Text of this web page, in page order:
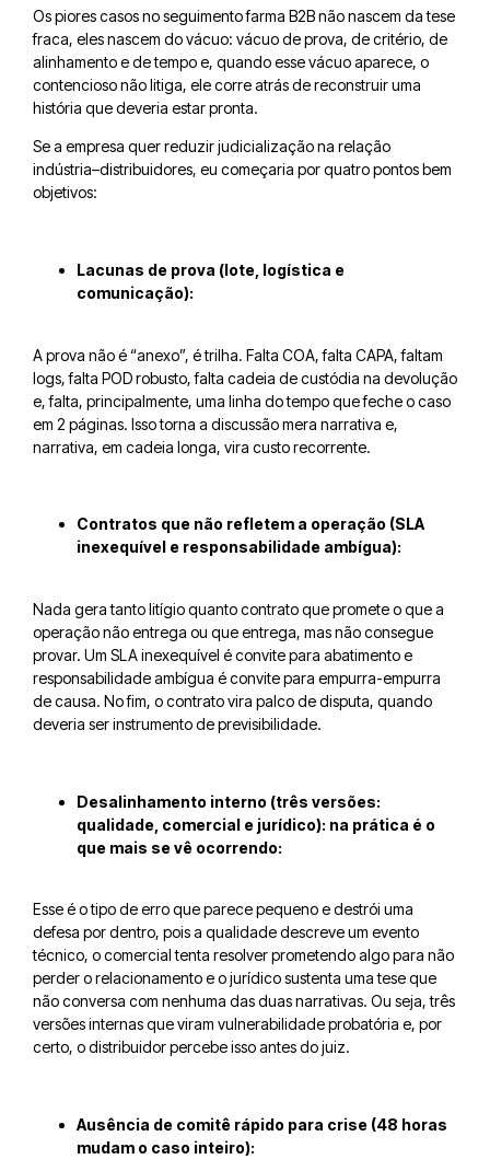
Os piores casos no seguimento farma B2B não nascem da tese
fraca, eles nascem do vácuo: vácuo de prova, de critério, de
alinhamento e de tempo e, quando esse vácuo aparece, o
contencioso não litiga, ele corre atrás de reconstruir uma
história que deveria estar pronta.
Se a empresa quer reduzir judicialização na relação
indústria–distribuidores, eu começaria por quatro pontos bem
objetivos:
Lacunas de prova (lote, logística e
comunicação):
A prova não é “anexo”, é trilha. Falta COA, falta CAPA, faltam
logs, falta POD robusto, falta cadeia de custódia na devolução
e, falta, principalmente, uma linha do tempo que feche o caso
em 2 páginas. Isso torna a discussão mera narrativa e,
narrativa, em cadeia longa, vira custo recorrente.
Contratos que não refletem a operação (SLA
inexequível e responsabilidade ambígua):
Nada gera tanto litígio quanto contrato que promete o que a
operação não entrega ou que entrega, mas não consegue
provar. Um SLA inexequível é convite para abatimento e
responsabilidade ambígua é convite para empurra-empurra
de causa. No fim, o contrato vira palco de disputa, quando
deveria ser instrumento de previsibilidade.
Desalinhamento interno (três versões:
qualidade, comercial e jurídico): na prática é o
que mais se vê ocorrendo:
Esse é o tipo de erro que parece pequeno e destrói uma
defesa por dentro, pois a qualidade descreve um evento
técnico, o comercial tenta resolver prometendo algo para não
perder o relacionamento e o jurídico sustenta uma tese que
não conversa com nenhuma das duas narrativas. Ou seja, três
versões internas que viram vulnerabilidade probatória e, por
certo, o distribuidor percebe isso antes do juiz.
Ausência de comitê rápido para crise (48 horas
mudam o caso inteiro):